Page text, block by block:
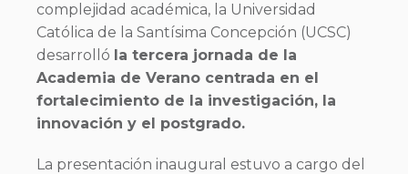
complejidad académica, la Universidad
Católica de la Santísima Concepción (UCSC)
desarrolló la tercera jornada de la
Academia de Verano centrada en el
fortalecimiento de la investigación, la
innovación y el postgrado.
La presentación inaugural estuvo a cargo del